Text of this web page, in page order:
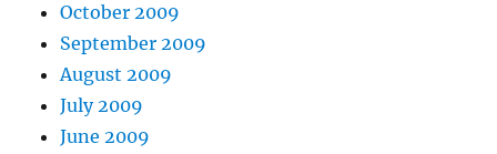
October 2009
September 2009
August 2009
July 2009
June 2009